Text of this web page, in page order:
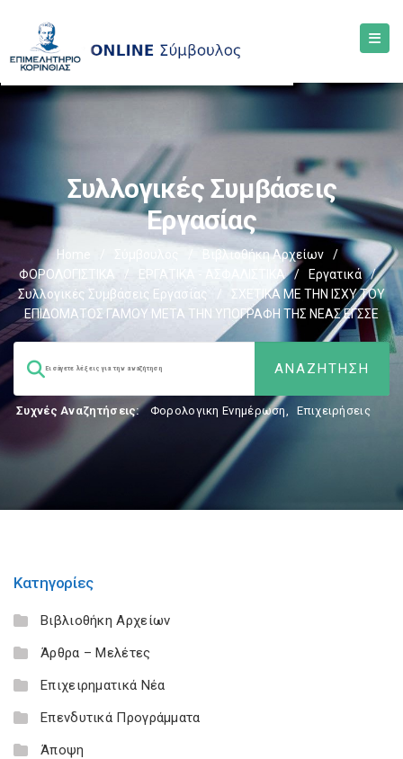
Συλλογικές Συμβάσεις
Εργασίας
Home Βιβλιοθήκη Αρχείων
/
ΦΟΡΟΛΟΓΙΣΤΙΚΑ
/ ΕΡΓΑΤΙΚΑ - ΑΣΦΑΛΙΣΤΙΚΑ / Εργατικά
/
Συλλογικές Συμβάσεις Εργασίας
/
ΣΧΕΤΙΚΑ ΜΕ ΤΗΝ ΙΣΧΥ ΤΟΥ
ΕΠΙΔΟΜΑΤΟΣ ΓΑΜΟΥ ΜΕΤΑ ΤΗΝ ΥΠΟΓΡΑΦΗ ΤΗΣ ΝΕΑΣ ΕΓΣΣΕ
Συχνές Αναζητήσεις: Φορολογικη Ενημέρωση, Επιχειρήσεις
Κατηγορίες
Βιβλιοθήκη Αρχείων
Άρθρα – Μελέτες
Επιχειρηματικά Νέα
Επενδυτικά Προγράμματα
Άποψη